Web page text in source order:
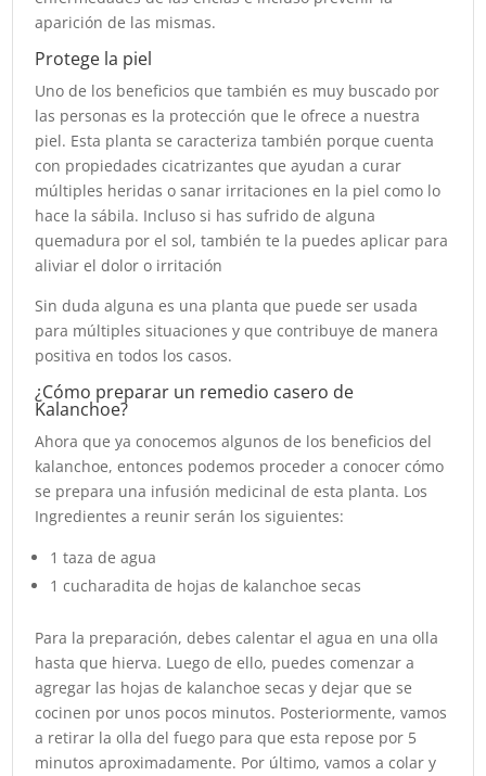
aparición de las mismas.
Protege la piel
Uno de los beneficios que también es muy buscado por
las personas es la protección que le ofrece a nuestra
piel. Esta planta se caracteriza también porque cuenta
con propiedades cicatrizantes que ayudan a curar
múltiples heridas o sanar irritaciones en la piel como lo
hace la sábila. Incluso si has sufrido de alguna
quemadura por el sol, también te la puedes aplicar para
aliviar el dolor o irritación
Sin duda alguna es una planta que puede ser usada
para múltiples situaciones y que contribuye de manera
positiva en todos los casos.
¿Cómo preparar un remedio casero de
Kalanchoe?
Ahora que ya conocemos algunos de los beneficios del
kalanchoe, entonces podemos proceder a conocer cómo
se prepara una infusión medicinal de esta planta. Los
Ingredientes a reunir serán los siguientes:
1 taza de agua
1 cucharadita de hojas de kalanchoe secas
Para la preparación, debes calentar el agua en una olla
hasta que hierva. Luego de ello, puedes comenzar a
agregar las hojas de kalanchoe secas y dejar que se
cocinen por unos pocos minutos. Posteriormente, vamos
a retirar la olla del fuego para que esta repose por 5
minutos aproximadamente. Por último, vamos a colar y